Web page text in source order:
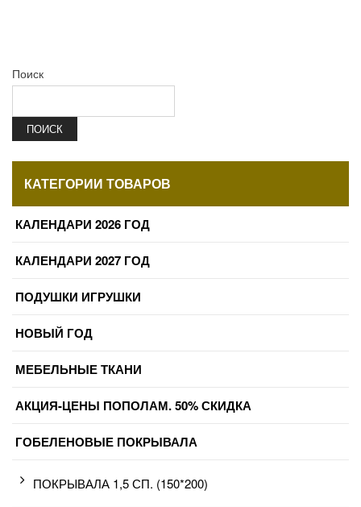
Поиск
ПОИСК
КАТЕГОРИИ ТОВАРОВ
КАЛЕНДАРИ 2026 ГОД
КАЛЕНДАРИ 2027 ГОД
ПОДУШКИ ИГРУШКИ
НОВЫЙ ГОД
МЕБЕЛЬНЫЕ ТКАНИ
АКЦИЯ-ЦЕНЫ ПОПОЛАМ. 50% СКИДКА
ГОБЕЛЕНОВЫЕ ПОКРЫВАЛА
ПОКРЫВАЛА 1,5 СП. (150*200)